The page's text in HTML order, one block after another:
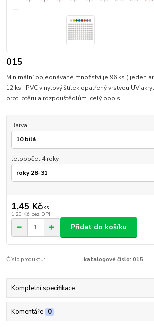
015
Minimální objednávané množství je 96 ks ( jeden
12 ks. PVC vinylový štítek opatřený vrstvou UV
proti otěru a rozpouštědlům. celý popis
Barva
letopočet 4 roky
1,45 Kč/ks
1,20 Kč bez DPH
Přidat do košíku
Číslo produktu: katalogové číslo: 015
Kompletní specifikace
Komentáře 0